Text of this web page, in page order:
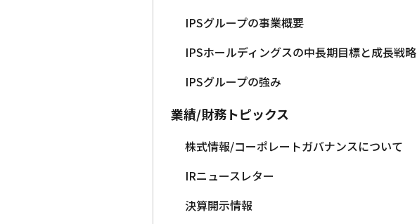
IPSグループの事業概要
IPSホールディングスの中長期目標と成長戦略
IPSグループの強み
業績/財務トピックス
株式情報/コーポレートガバナンスについて
IRニュースレター
決算開示情報